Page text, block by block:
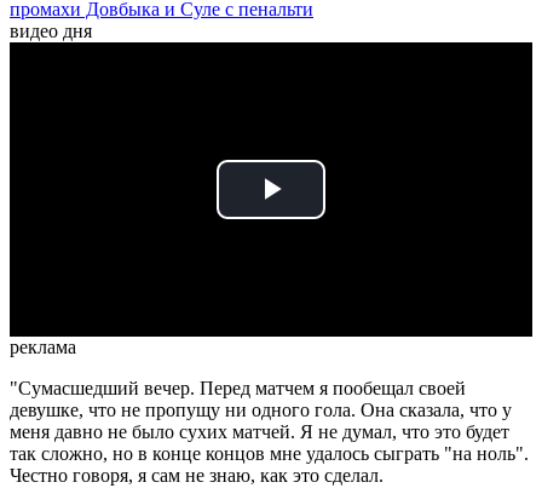
промахи Довбыка и Суле с пенальти
видео дня
Play
реклама
"Сумасшедший вечер. Перед матчем я пообещал своей
девушке, что не пропущу ни одного гола. Она сказала, что у
меня давно не было сухих матчей. Я не думал, что это будет
так сложно, но в конце концов мне удалось сыграть "на ноль".
Честно говоря, я сам не знаю, как это сделал.